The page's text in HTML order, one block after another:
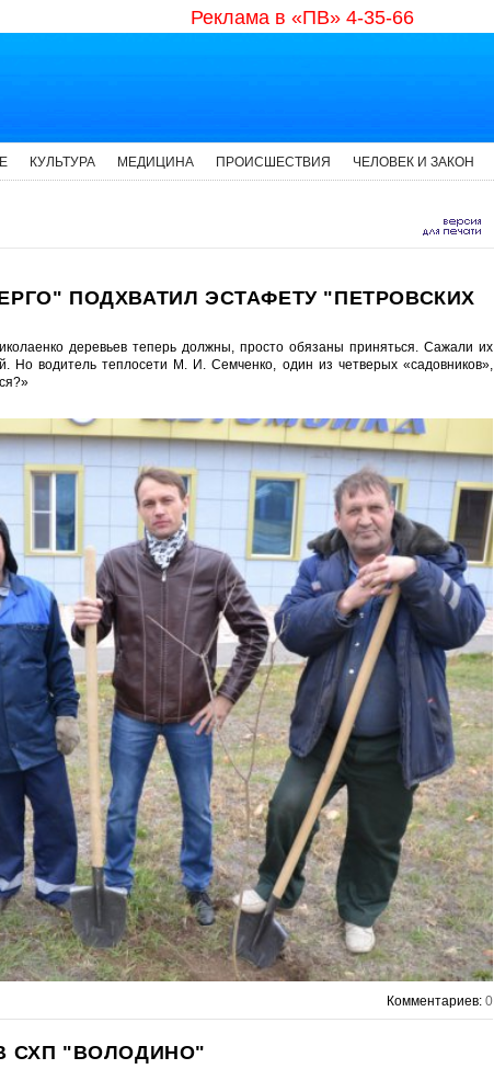
Реклама в «ПВ» 4-35-66
КУЛЬТУРА МЕДИЦИНА ПРОИСШЕСТВИЯ ЧЕЛОВЕК И ЗАКОН
ПОДХВАТИЛ ЭСТАФЕТУ "ПЕТРОВСКИХ
деревьев теперь должны, просто обязаны приняться. Сажали их
Но водитель теплосети М. И. Семченко, один из четверых «садовников»,
Комментариев: 0
СХП "ВОЛОДИНО"